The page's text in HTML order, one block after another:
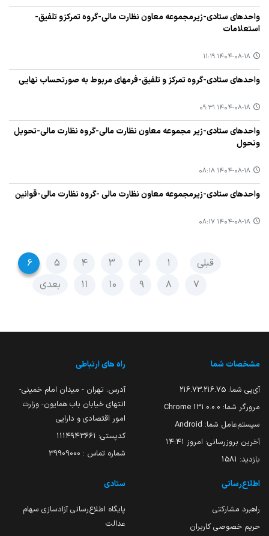
واحدهای ستادی-زیرمجموعه معاون نظارت مالی-گروه تمرکزو تلفیق-
استعلامات
۱۴۰۴-۰۸-۱۸ ۱۱:۱۹
واحدهای ستادی-گروه تمرکز و تلفیق-فرمهای مربوط به صورتحساب نهایی
۱۴۰۴-۰۸-۱۸ ۰۹:۳۱
واحدهای ستادی-زیر مجموعه معاون نظارت مالی-گروه نظارت مالی-تحویل
وتحول
۱۴۰۴-۰۸-۱۸ ۰۸:۱۸
واحدهای ستادی-زیرمجموعه معاون نظارت مالی -گروه نظارت مالی-قوانین
۱۴۰۴-۰۸-۱۸ ۰۸:۱۷
قبلی ۱ ۲ ۳ ۴ ۵
۶
۷
۸ ۹ ۱۰ ۱۱ بعدی
مشخصات شما
آی‌پی شما: 216.73.216.75
مرورگر شما: 131.0.0.0 Chrome
سیستم‌عامل شما: Android
آخرین بروزرسانی: امروز ۱۴:۴۱
بازدید: 1581
راه های ارتباطی
آدرس: تهران - میدان امام خمینی-
انتهای خیابان باب همایون- وزارت
امور اقتصادی و دارایی
کدپستی: ۱۱۱۴۹۴۳۶۶۱
شماره تماس : 39909000
اطلاع‌رسانی
راهبرد مشارکتی
حریم خصوصی کاربران
ستادی
پایگاه اطلاع‌رسانی آزادسازی سهام
عدالت